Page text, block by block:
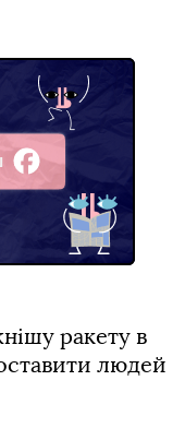
ракету в
людей